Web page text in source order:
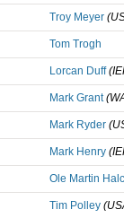
Troy Meyer
Tom Trogh
Lorcan Duff
Mark Grant
Mark Ryder
Mark Henry
Ole Martin
Tim Polley